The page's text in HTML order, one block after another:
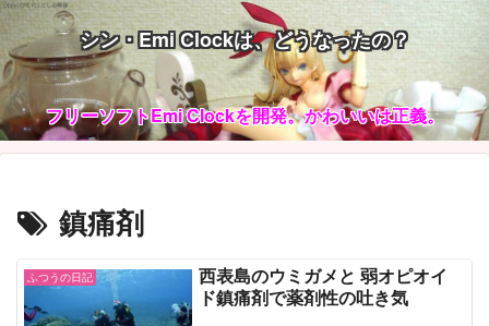
シン・Emi Clockは、どうなったの？
フリーソフトEmi Clockを開発。かわいいは正義。
鎮痛剤
ふつうの日記
西表島のウミガメと 弱オピオイ
ド鎮痛剤で薬剤性の吐き気